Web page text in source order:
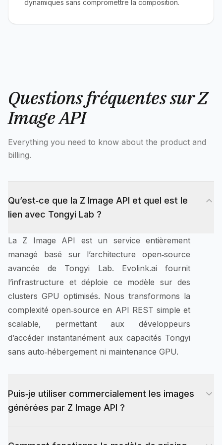
dynamiques sans compromettre la composition.
Questions fréquentes sur Z
Image API
Everything you need to know about the product and
billing.
Qu’est‑ce que la Z Image API et quel est le
lien avec Tongyi Lab ?
La Z Image API est un service entièrement
managé basé sur l’architecture open‑source
avancée de Tongyi Lab. Evolink.ai fournit
l’infrastructure et déploie ce modèle sur des
clusters GPU optimisés. Nous transformons la
complexité open‑source en API REST simple et
scalable, permettant aux développeurs
d’accéder instantanément aux capacités Tongyi
sans auto‑hébergement ni maintenance GPU.
Puis‑je utiliser commercialement les images
générées par Z Image API ?